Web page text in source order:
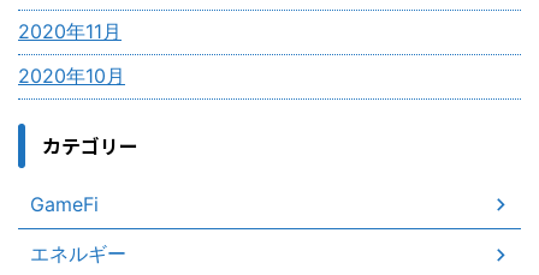
2020年11月
2020年10月
カテゴリー
GameFi
エネルギー